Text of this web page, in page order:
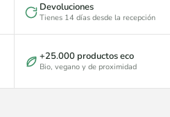
Devoluciones
Tienes 14 días desde la recepción
+25.000 productos eco
Bio, vegano y de proximidad